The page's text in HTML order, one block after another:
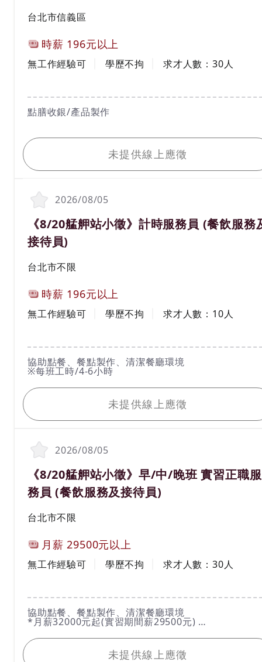
台北市信義區
時薪 196元以上
工作經驗
無工作經驗可 學歷不拘 求才人數：30人
工作內容
點膳收銀/產品製作
我要應徵
未提供線上應徵
2026/08/05
職務名稱(職業類別)
《8/20艋舺站小徵》計時服務員 (餐飲服務
接待員)
台北市不限
時薪 196元以上
工作經驗
無工作經驗可 學歷不拘 求才人數： 10人
工作內容
協助點餐、餐點製作、清潔餐廳環境
※每班工時/4-6小時
我要應徵
未提供線上應徵
2026/08/05
職務名稱(職業類別)
《8/20艋舺站小徵》早/中/晚班 實習正職服
務員 (餐飲服務及接待員)
台北市不限
月薪 29500元以上
工作經驗
無工作經驗可
學歷
學歷不拘 求才人數：30人
工作內容
協助點餐、餐點製作、清潔餐廳環境
*月薪32000元起(實習期間薪29500元)
我要應徵
未提供線上應徵